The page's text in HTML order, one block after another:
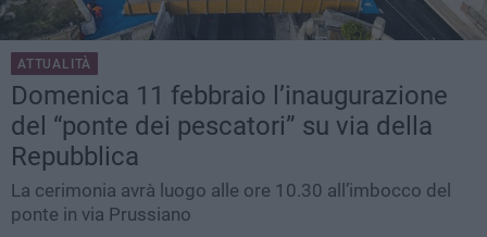
ATTUALITÀ
Domenica 11 febbraio l’inaugurazione
del “ponte dei pescatori” su via della
Repubblica
La cerimonia avrà luogo alle ore 10.30 all’imbocco del
ponte in via Prussiano